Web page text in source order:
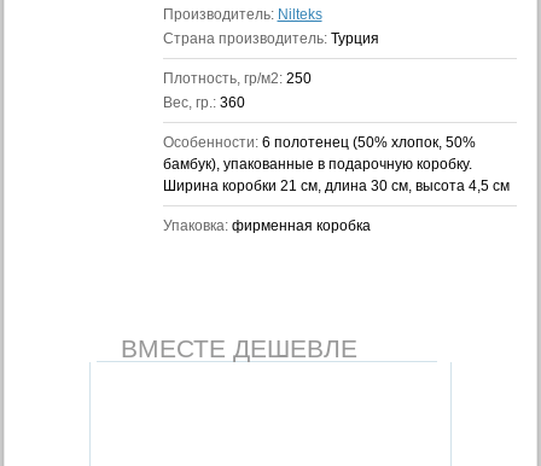
Производитель: Nilteks
Страна производитель: Турция
Плотность, гр/м2: 250
Вес, гр.: 360
Особенности: 6 полотенец (50% хлопок, 50%
бамбук), упакованные в подарочную коробку.
Ширина коробки 21 см, длина 30 см, высота 4,5 см
Упаковка: фирменная коробка
ВМЕСТЕ ДЕШЕВЛЕ